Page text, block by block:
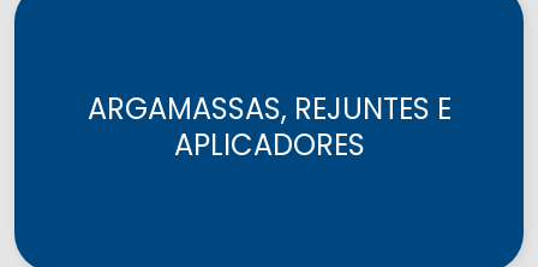
ARGAMASSAS, REJUNTES E
APLICADORES